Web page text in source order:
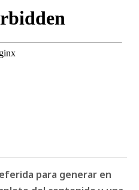
para generar en